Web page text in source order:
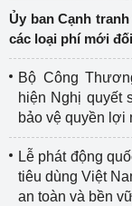
Ủy ban Cạnh
các loại phí mới
Bộ Công
hiện Nghị quyết
bảo vệ quyền lợi
Lễ phát động
tiêu dùng Việt
an toàn và bền